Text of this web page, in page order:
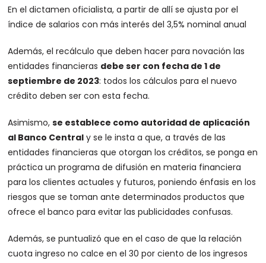
En el dictamen oficialista, a partir de allí se ajusta por el
índice de salarios con más interés del 3,5% nominal anual
Además, el recálculo que deben hacer para novación las
entidades financieras debe ser con fecha de 1 de
septiembre de 2023: todos los cálculos para el nuevo
crédito deben ser con esta fecha.
Asimismo,se establece como autoridad de aplicación
al Banco Central y se le insta a que, a través de las
entidades financieras que otorgan los créditos, se ponga en
práctica un programa de difusión en materia financiera
para los clientes actuales y futuros, poniendo énfasis en los
riesgos que se toman ante determinados productos que
ofrece el banco para evitar las publicidades confusas.
Además, se puntualizó que en el caso de que la relación
cuota ingreso no calce en el 30 por ciento de los ingresos